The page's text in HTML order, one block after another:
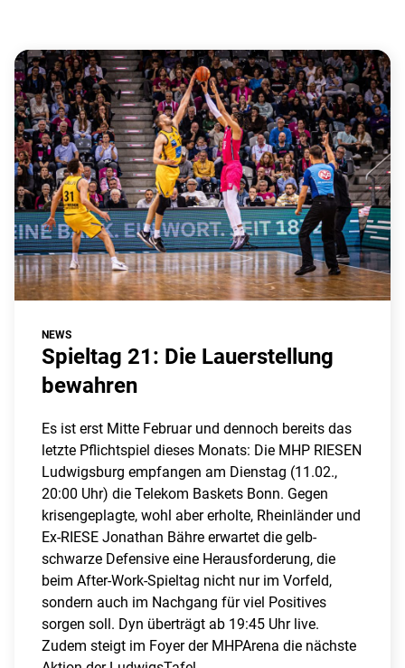
NEWS
Spieltag 21: Die Lauerstellung
bewahren
Es ist erst Mitte Februar und dennoch bereits das
letzte Pflichtspiel dieses Monats: Die MHP RIESEN
Ludwigsburg empfangen am Dienstag (11.02.,
20:00 Uhr) die Telekom Baskets Bonn. Gegen
krisengeplagte, wohl aber erholte, Rheinländer und
Ex-RIESE Jonathan Bähre erwartet die gelb-
schwarze Defensive eine Herausforderung, die
beim After-Work-Spieltag nicht nur im Vorfeld,
sondern auch im Nachgang für viel Positives
sorgen soll. Dyn überträgt ab 19:45 Uhr live.
Zudem steigt im Foyer der MHPArena die nächste